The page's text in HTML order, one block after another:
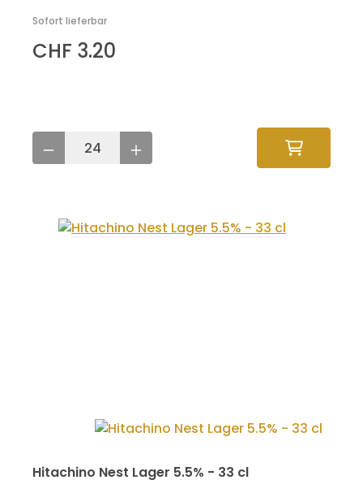
Sofort lieferbar
CHF 3.20
Hitachino Nest Lager 5.5% - 33 cl